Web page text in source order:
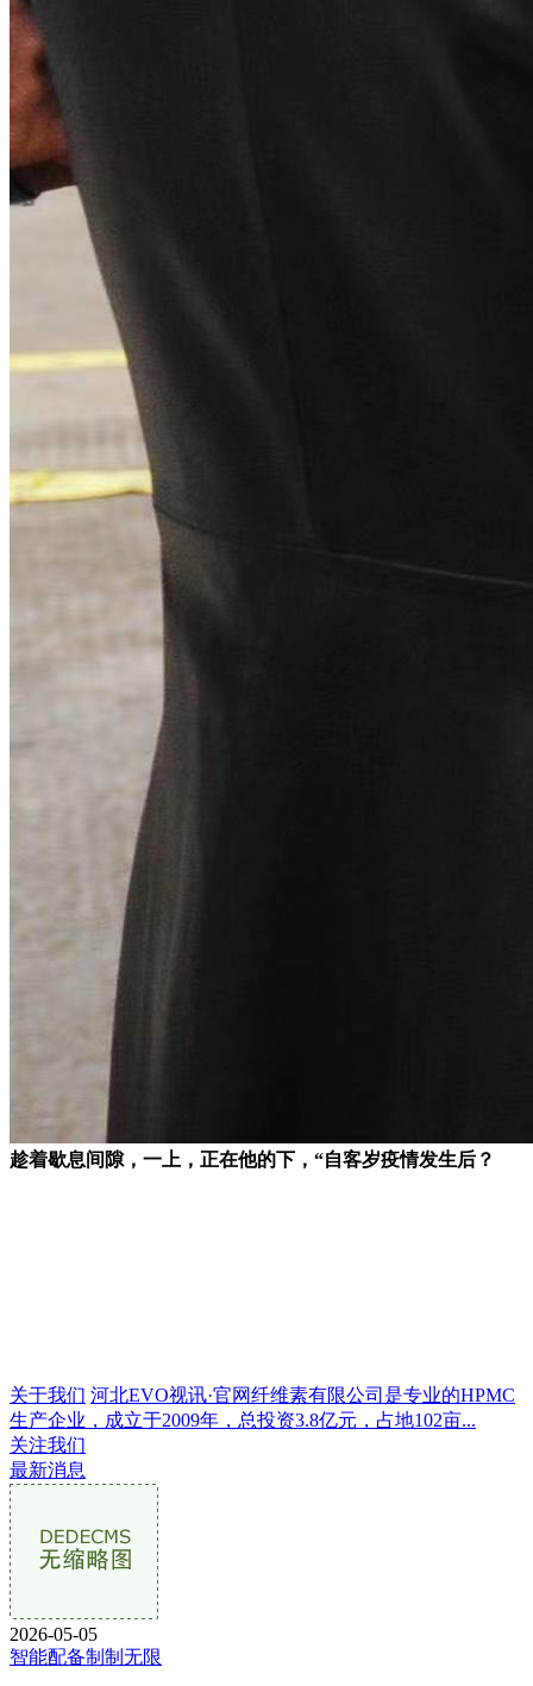
趁着歇息间隙，一上，正在他的下，“自客岁疫情发生后？
关于我们 河北EVO视讯·官网纤维素有限公司是专业的HPMC
生产企业，成立于2009年，总投资3.8亿元，占地102亩...
关注我们
最新消息
2026-05-05
智能配备制制无限